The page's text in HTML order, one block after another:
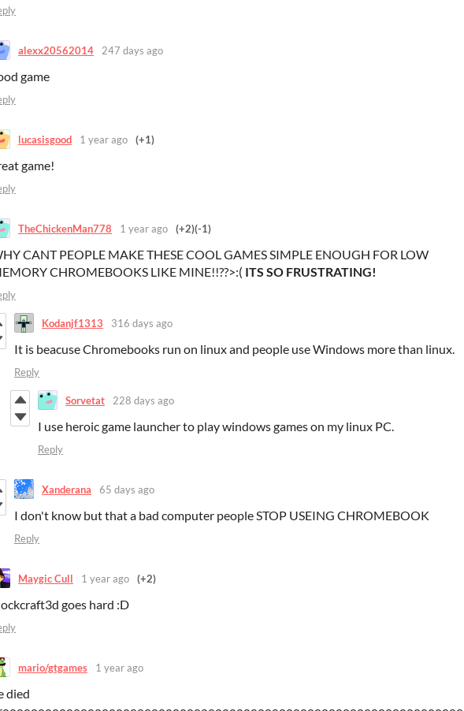
alexx20562014 247 days ago
game
lucasisgood 1 year ago (+1)
game!
TheChickenMan778 1 year ago (+2)(-1)
CANT PEOPLE MAKE THESE COOL GAMES SIMPLE ENOUGH FOR LOW
CHROMEBOOKS LIKE MINE!!??>:( ITS SO FRUSTRATING!
Kodanjf1313 316 days ago
It is beacuse Chromebooks run on linux and people use Windows more than linux.
Reply
Sorvetat 228 days ago
I use heroic game launcher to play windows games on my linux PC.
Reply
Xanderana 65 days ago
I don't know but that a bad computer people STOP USEING CHROMEBOOK
Reply
Maygic Cull 1 year ago (+2)
goes hard :D
mario/gtgames 1 year ago
died